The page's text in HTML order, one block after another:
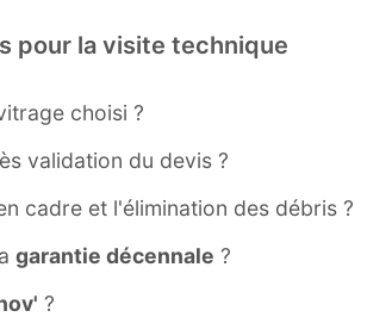
pour la visite technique
choisi ?
validation du devis ?
cadre et l'élimination des débris ?
garantie décennale ?
?